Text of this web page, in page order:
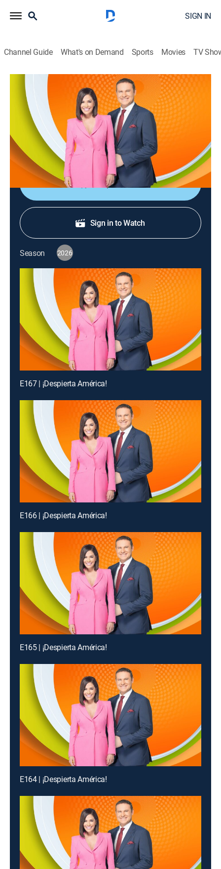
SIGN IN
Channel Guide What's on Demand Sports Movies TV
¡Despierta América!
S2026 E126 | ¡Despierta América!
TV14 Talk, Newsmagazine, Variety|2026
Revista matutina con noticias, temas de actualidad,
reportajes de farándula, música e información
práctica.
Shop DIRECTV
Sign in to Watch
Season 2026
E167 | ¡Despierta América!
E166 | ¡Despierta América!
E165 | ¡Despierta América!
E164 | ¡Despierta América!